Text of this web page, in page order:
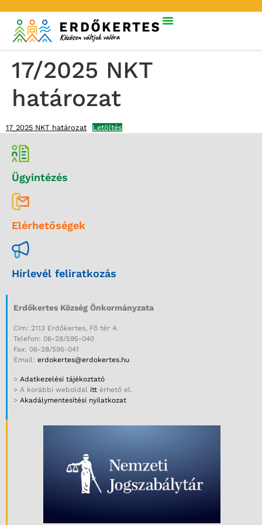
17/2025 NKT
határozat
17_2025 NKT határozat Letöltés
Ügyintézés
Elérhetőségek
Hírlevél feliratkozás
Erdőkertes Község Önkormányzata
Cím: 2113 Erdőkertes, Fő tér 4.
Telefon: 06-28/595-040
Fax: 06-28/595-041
Email: erdokertes@erdokertes.hu
> Adatkezelési tájékoztató
> A korábbi weboldal itt érhető el.
> Akadálymentesítési nyilatkozat